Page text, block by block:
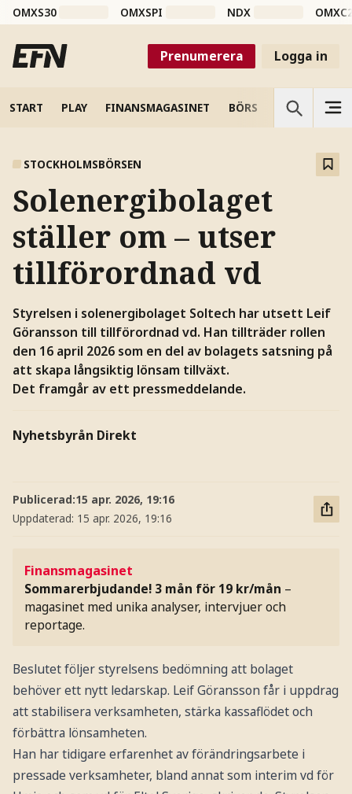
OMXS30 OMXSPI NDX
Prenumerera Logga in
START PLAY FINANSMAGASINET BÖRS VETENSKAP
STOCKHOLMSBÖRSEN
Solenergibolaget
ställer om – utser
tillförordnad vd
Styrelsen i solenergibolaget Soltech har utsett Leif
Göransson till tillförordnad vd. Han tillträder rollen
den 16 april 2026 som en del av bolagets satsning på
att skapa långsiktig lönsam tillväxt.
Det framgår av ett pressmeddelande.
Nyhetsbyrån Direkt
Publicerad:15 apr. 2026, 19:16
Uppdaterad: 15 apr. 2026, 19:16
Finansmagasinet
Sommarerbjudande! 3 mån för 19 kr/mån –
magasinet med unika analyser, intervjuer och
reportage.
Beslutet följer styrelsens bedömning att bolaget
behöver ett nytt ledarskap. Leif Göransson får i uppdrag
att stabilisera verksamheten, stärka kassaflödet och
förbättra lönsamheten.
Han har tidigare erfarenhet av förändringsarbete i
pressade verksamheter, bland annat som interim vd för